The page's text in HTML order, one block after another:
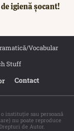
igienă șocant!
Vocabular
Stuff
Contact
instituţie sau persoană
nu poate reproduce
de Autor.